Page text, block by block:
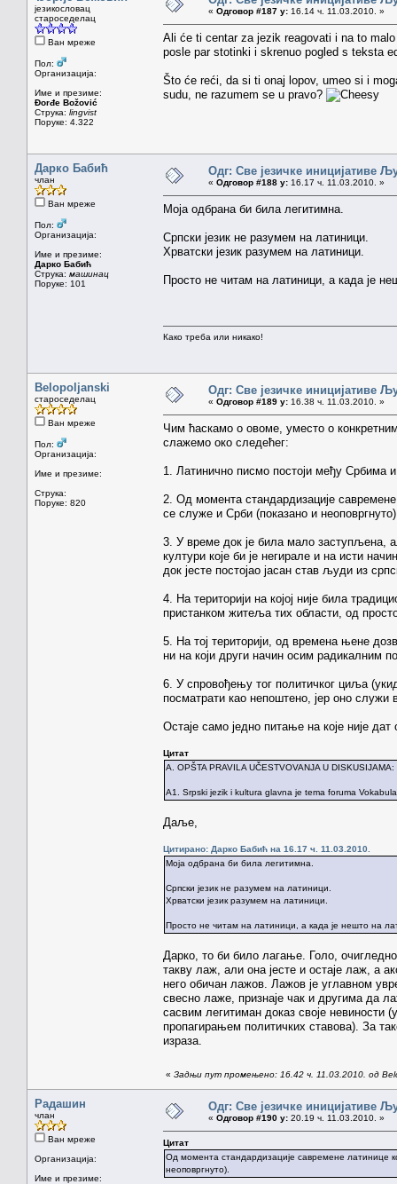
језикословац
староседелац
Ван мреже
Пол:
Организација:
Име и презиме:
Đorđe Božović
Струка: lingvist
Поруке: 4.322
« Одговор #187 у: 16.14 ч. 11.03.2010. »
Ali će ti centar za jezik reagovati i na to
posle par stotinki i skrenuo pogled s teksta
Što će reći, da si ti onaj lopov, umeo si i
sudu, ne razumem se u pravo?
Дарко Бабић
члан
Ван мреже
Пол:
Организација:
Име и презиме:
Дарко Бабић
Струка: машинац
Поруке: 101
Одг: Све језичке иницијативе
« Одговор #188 у: 16.17 ч. 11.03.2010. »
Mоја одбрана би била легитимна.
Српски језик не разумем на латиници.
Хрватски језик разумем на латиници.
Просто не читам на латиници, а када је
Како треба или никако!
Belopoljanski
староседелац
Ван мреже
Пол:
Организација:
Име и презиме:
Струка:
Поруке: 820
Одг: Све језичке иницијативе
« Одговор #189 у: 16.38 ч. 11.03.2010. »
Чим ћаскамо о овоме, уместо о
слажемо око следећег:
1. Латинично писмо постоји међу Србима
2. Од момента стандардизације савремене
се служе и Срби (показано и
3. У време док је била мало заступљена,
култури које би је негирале и на исти
док јесте постојао јасан став људи из
4. На територији на којој није била
пристанком житеља тих области, од
5. На тој територији, од времена њене
ни на који други начин осим радикалним
6. У спровођењу тог политичког циља
посматрати као непоштено, јер оно
Остаје само једно питање на које није
Цитат
A. OPŠTA PRAVILA UČESTVOVANJA U DISKUSIJAMA:
A1. Srpski jezik i kultura glavna je tema foruma
Даље,
Цитирано: Дарко Бабић на 16.17 ч. 11.03.2010.
Mоја одбрана би била легитимна.
Српски језик не разумем на латиници.
Хрватски језик разумем на латиници.
Просто не читам на латиници, а када је нешто на
Дарко, то би било лагање. Голо,
такву лаж, али она јесте и остаје лаж, а
него обичан лажов. Лажов је углавном
свесно лаже, признаје чак и другима да
сасвим легитиман доказ своје невиности
пропагирањем политичких ставова). За
израза.
« Задњи пут промењено: 16.42 ч. 11.03.2010. од
Радашин
члан
Ван мреже
Организација:
Име и презиме:
Одг: Све језичке иницијативе
« Одговор #190 у: 20.19 ч. 11.03.2010. »
Цитат
Од момента стандардизације савремене латинице
неоповргнуто).